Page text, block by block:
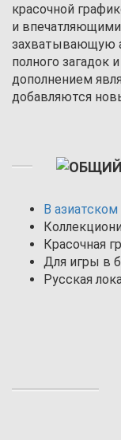
красочной
и
захватывающую
полного загадок
дополнением
добавляются
В азиатском
Красочная
Для игры в
Русская